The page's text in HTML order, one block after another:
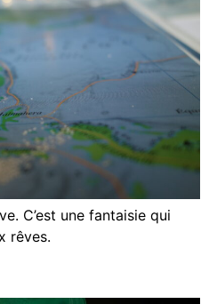
C’est une fantaisie qui
rêves.